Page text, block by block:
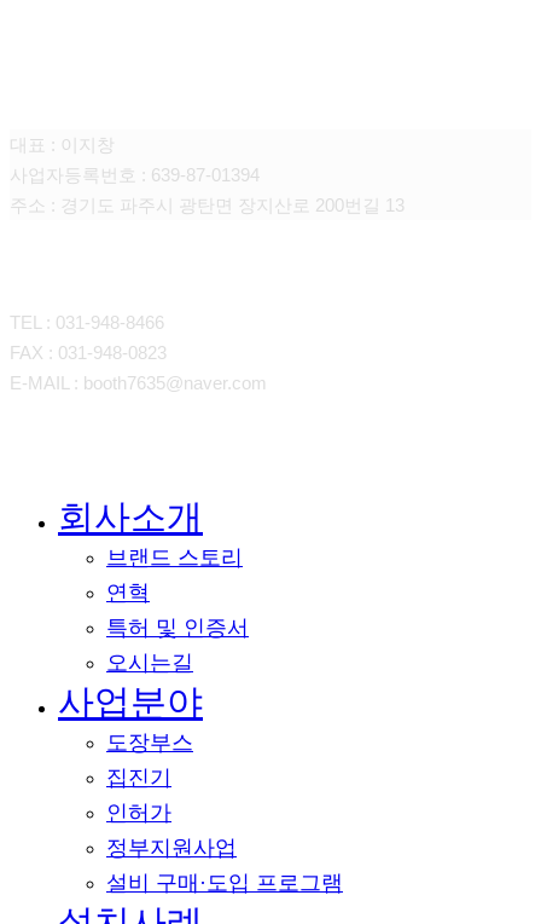
대표 : 이지창
사업자등록번호 : 639-87-01394
주소 : 경기도 파주시 광탄면 장지산로 200번길 13
TEL : 031-948-8466
FAX : 031-948-0823
E-MAIL : booth7635@naver.com
회사소개
브랜드 스토리
연혁
특허 및 인증서
오시는길
사업분야
도장부스
집진기
인허가
정부지원사업
설비 구매·도입 프로그램